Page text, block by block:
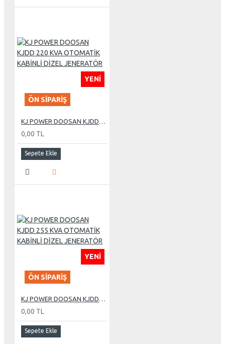
YENI
ÖN SIPARIŞ
KJ POWER DOOSAN KJDD 220 KVA OTOMATİK KABİNLİ DİZEL JENERATÖR
0,00 TL
Sepete Ekle
YENI
ÖN SIPARIŞ
KJ POWER DOOSAN KJDD 255 KVA OTOMATİK KABİNLİ DİZEL JENERATÖR
0,00 TL
Sepete Ekle